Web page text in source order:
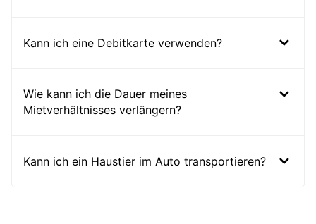
Kann ich eine Debitkarte verwenden?
Wie kann ich die Dauer meines
Mietverhältnisses verlängern?
Kann ich ein Haustier im Auto transportieren?